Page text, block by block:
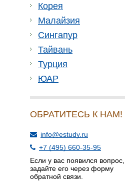
Корея
Малайзия
Сингапур
Тайвань
Турция
ЮАР
ОБРАТИТЕСЬ К НАМ!
info@estudy.ru
+7 (495) 660-35-95
Если у вас появился вопрос,
задайте его через форму
обратной связи.